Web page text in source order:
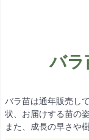
バラ
バラ苗は通年販売し
状、お届けする苗の
また、成長の早さや